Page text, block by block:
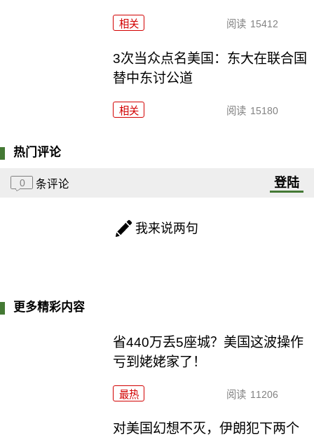
相关 阅读 15412
3次当众点名美国：东大在联合国
替中东讨公道
相关 阅读 15180
热门评论
0 条评论 登陆
我来说两句
更多精彩内容
省440万丢5座城？美国这波操作
亏到姥姥家了！
最热 阅读 11206
对美国幻想不灭，伊朗犯下两个